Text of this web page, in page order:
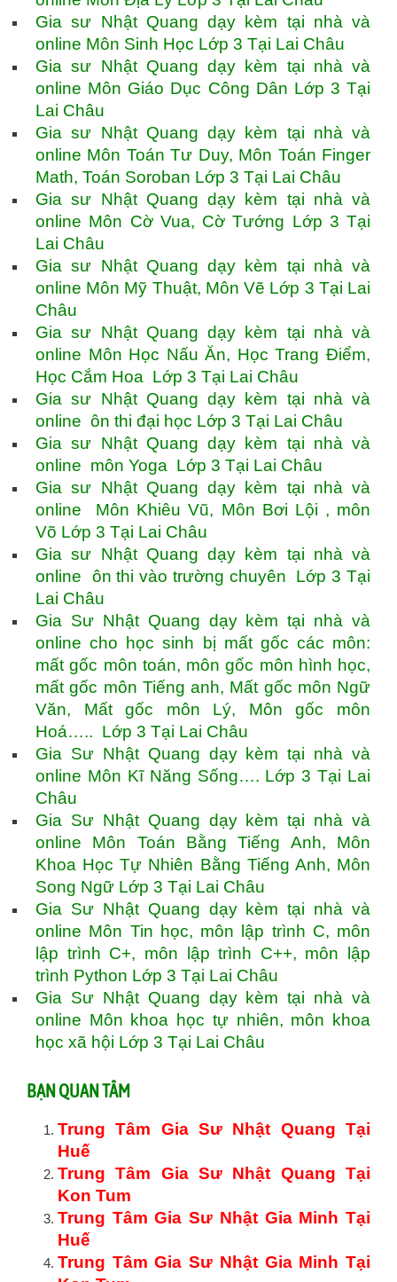
Gia sư Nhật Quang dạy kèm tại nhà và
online Môn Sinh Học Lớp 3 Tại Lai Châu
Gia sư Nhật Quang dạy kèm tại nhà và
online Môn Giáo Dục Công Dân Lớp 3 Tại
Lai Châu
Gia sư Nhật Quang dạy kèm tại nhà và
online Môn Toán Tư Duy, Môn Toán Finger
Math, Toán Soroban Lớp 3 Tại Lai Châu
Gia sư Nhật Quang dạy kèm tại nhà và
online Môn Cờ Vua, Cờ Tướng Lớp 3 Tại
Lai Châu
Gia sư Nhật Quang dạy kèm tại nhà và
online Môn Mỹ Thuật, Môn Vẽ Lớp 3 Tại Lai
Châu
Gia sư Nhật Quang dạy kèm tại nhà và
online Môn Học Nấu Ăn, Học Trang Điểm,
Học Cắm Hoa Lớp 3 Tại Lai Châu
Gia sư Nhật Quang dạy kèm tại nhà và
online ôn thi đại học Lớp 3 Tại Lai Châu
Gia sư Nhật Quang dạy kèm tại nhà và
online môn Yoga Lớp 3 Tại Lai Châu
Gia sư Nhật Quang dạy kèm tại nhà và
online Môn Khiêu Vũ, Môn Bơi Lội , môn
Võ Lớp 3 Tại Lai Châu
Gia sư Nhật Quang dạy kèm tại nhà và
online ôn thi vào trường chuyên Lớp 3 Tại
Lai Châu
Gia Sư Nhật Quang dạy kèm tại nhà và
online cho học sinh bị mất gốc các môn:
mất gốc môn toán, môn gốc môn hình học,
mất gốc môn Tiếng anh, Mất gốc môn Ngữ
Văn, Mất gốc môn Lý, Môn gốc môn
Hoá….. Lớp 3 Tại Lai Châu
Gia Sư Nhật Quang dạy kèm tại nhà và
online Môn Kĩ Năng Sống…. Lớp 3 Tại Lai
Châu
Gia Sư Nhật Quang dạy kèm tại nhà và
online Môn Toán Bằng Tiếng Anh, Môn
Khoa Học Tự Nhiên Bằng Tiếng Anh, Môn
Song Ngữ Lớp 3 Tại Lai Châu
Gia Sư Nhật Quang dạy kèm tại nhà và
online Môn Tin học, môn lập trình C, môn
lập trình C+, môn lập trình C++, môn lập
trình Python Lớp 3 Tại Lai Châu
Gia Sư Nhật Quang dạy kèm tại nhà và
online Môn khoa học tự nhiên, môn khoa
học xã hội Lớp 3 Tại Lai Châu
BẠN QUAN TÂM
Trung Tâm Gia Sư Nhật Quang Tại
Huế
Trung Tâm Gia Sư Nhật Quang Tại
Kon Tum
Trung Tâm Gia Sư Nhật Gia Minh Tại
Huế
Trung Tâm Gia Sư Nhật Gia Minh Tại